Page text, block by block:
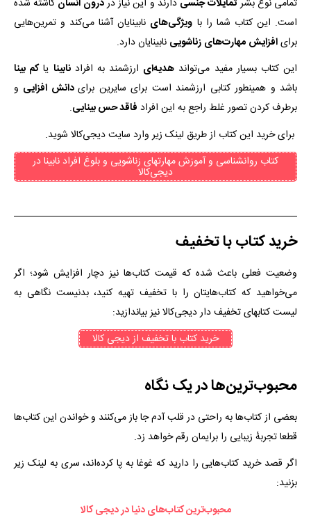
است. این کتاب شما را با ویژگی‌های نابینایان آشنا می‌کند و تمرین‌هایی
برایافزایش مهارت‌های زناشویی نابینایان دارد.
این کتاب بسیار مفید می‌تواند هدیه‌ای ارزشمند به افرادنابینا یاکم بینا
باشد و همینطور کتابی ارزشمند است برای سایرین برایدانش افزایی و
برطرف کردن تصور غلط راجع به این افراد فاقد حس بینایی.
برای خرید این کتاب از طریق لینک زیر وارد سایت دیجی‌کالا شوید.
کتاب روانشناسی و آموزش مهارتهای زناشویی و بلوغ افراد نابینا در
دیجی‌کالا
خرید کتاب با تخفیف
وضعیت فعلی باعث شده که قیمت کتاب‌ها نیز دچار افزایش شود؛ اگر
می‌خواهید که کتاب‌هایتان را با تخفیف تهیه کنید، بدنیست نگاهی به
لیست کتابهای تخفیف دار دیجی‌کالا نیز بیاندازید:
خرید کتاب با تخفیف از دیجی کالا
محبوب‌ترین‌ها در یک نگاه
بعضی از کتاب‌ها به راحتی در قلب آدم جا باز می‌کنند و خواندن این کتاب‌ها
قطعا تجربهٔ زیبایی را برایمان رقم خواهد زد.
اگر قصد خرید کتاب‌هایی را دارید که غوغا به پا کرده‌اند، سری به لینک زیر
بزنید:
محبوب‌ترین کتاب‌های دنیا در دیجی کالا